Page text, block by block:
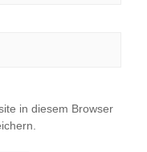
in diesem Browser